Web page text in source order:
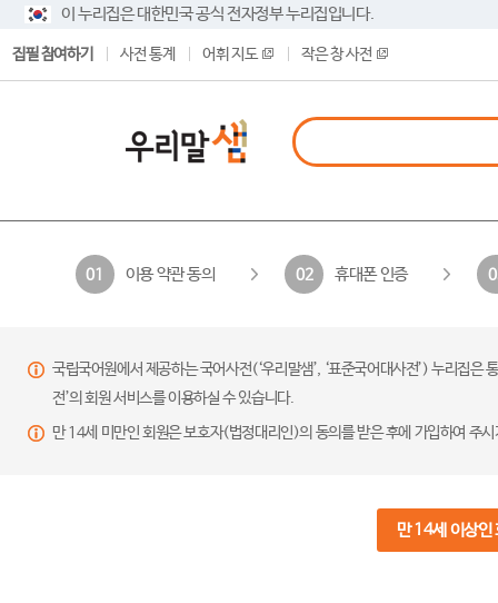
이 누리집은 대한민국 공식 전자정부 누리집입니다.
집필 참여하기 사전 통계 어휘 지도 작은 창 사전
01 이용 약관 동의 02 휴대폰 인증
국립국어원에서 제공하는 국어사전(‘우리말샘’, ‘표준국어대사전’) 누리집
전’의 회원 서비스를 이용하실 수 있습니다.
만 14세 미만인 회원은 보호자(법정대리인)의 동의를 받은 후에 가입하여 주
만 14세 이상인